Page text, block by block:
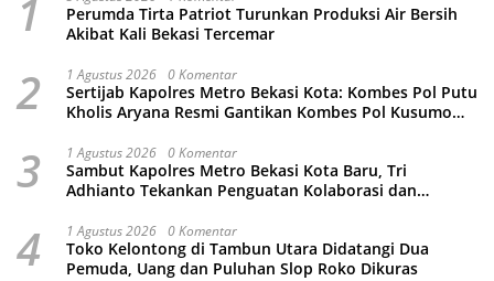
1
Perumda Tirta Patriot Turunkan Produksi Air Bersih
Akibat Kali Bekasi Tercemar
2 1 Agustus 2026 0 Komentar
Sertijab Kapolres Metro Bekasi Kota: Kombes Pol Putu
Kholis Aryana Resmi Gantikan Kombes Pol Kusumo
3 1 Agustus 2026 0 Komentar
Sambut Kapolres Metro Bekasi Kota Baru, Tri
Adhianto Tekankan Penguatan Kolaborasi dan
4 1 Agustus 2026 0 Komentar
Toko Kelontong di Tambun Utara Didatangi Dua
Pemuda, Uang dan Puluhan Slop Roko Dikuras